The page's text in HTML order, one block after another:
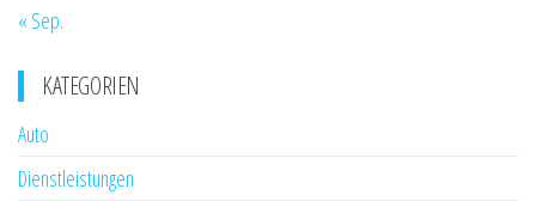
« Sep.
KATEGORIEN
Auto
Dienstleistungen